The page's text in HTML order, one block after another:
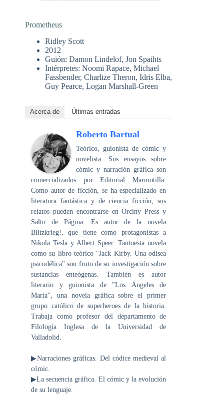
Prometheus
Ridley Scott
2012
Guión: Damon Lindelof, Jon Spaihts
Intérpretes: Noomi Rapace, Michael
Fassbender, Charlize Theron, Idris Elba,
Guy Pearce, Logan Marshall-Green
Acerca de Últimas entradas
Roberto Bartual
Teórico, guionista de cómic y
novelista. Sus ensayos sobre
cómic y narración gráfica son
comercializados por Editorial Marmotilla.
Como autor de ficción, se ha especializado en
literatura fantástica y de ciencia ficción; sus
relatos pueden encontrarse en Orciny Press y
Salto de Página. Es autor de la novela
Blitzkrieg!, que tiene como protagonistas a
Nikola Tesla y Albert Speer. Tantoesta novela
como su libro teórico "Jack Kirby. Una odisea
psicodélica" son fruto de su investigación sobre
sustancias enteógenas. También es autor
literario y guionista de "Los Ángeles de
María", una novela gráfica sobre el primer
grupo católico de superheroes de la historia.
Trabaja como profesor del departamento de
Filología Inglesa de la Universidad de
Valladolid.
▶Narraciones gráficas. Del códice medieval al
cómic.
▶La secuencia gráfica. El cómic y la evolución
de su lenguaje.